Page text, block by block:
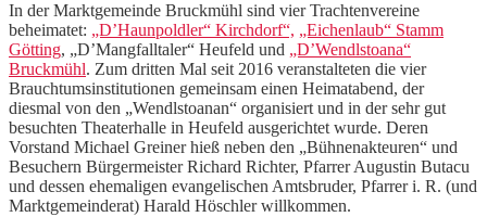
In der Marktgemeinde Bruckmühl sind vier Trachtenvereine
beheimatet: „D’Haunpoldler“ Kirchdorf“, „Eichenlaub“ Stamm
Götting, „D’Mangfalltaler“ Heufeld und „D’Wendlstoana“
Bruckmühl. Zum dritten Mal seit 2016 veranstalteten die vier
Brauchtumsinstitutionen gemeinsam einen Heimatabend, der
diesmal von den „Wendlstoanan“ organisiert und in der sehr gut
besuchten Theaterhalle in Heufeld ausgerichtet wurde. Deren
Vorstand Michael Greiner hieß neben den „Bühnenakteuren“ und
Besuchern Bürgermeister Richard Richter, Pfarrer Augustin Butacu
und dessen ehemaligen evangelischen Amtsbruder, Pfarrer i. R. (und
Marktgemeinderat) Harald Höschler willkommen.